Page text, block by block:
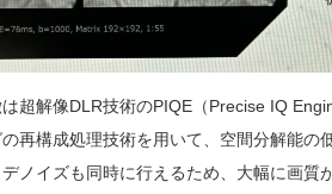
超解像DLR技術のPIQE（Precise IQ
再構成処理技術を用いて、空間分解能の
ノイズも同時に行えるため、大幅に画質